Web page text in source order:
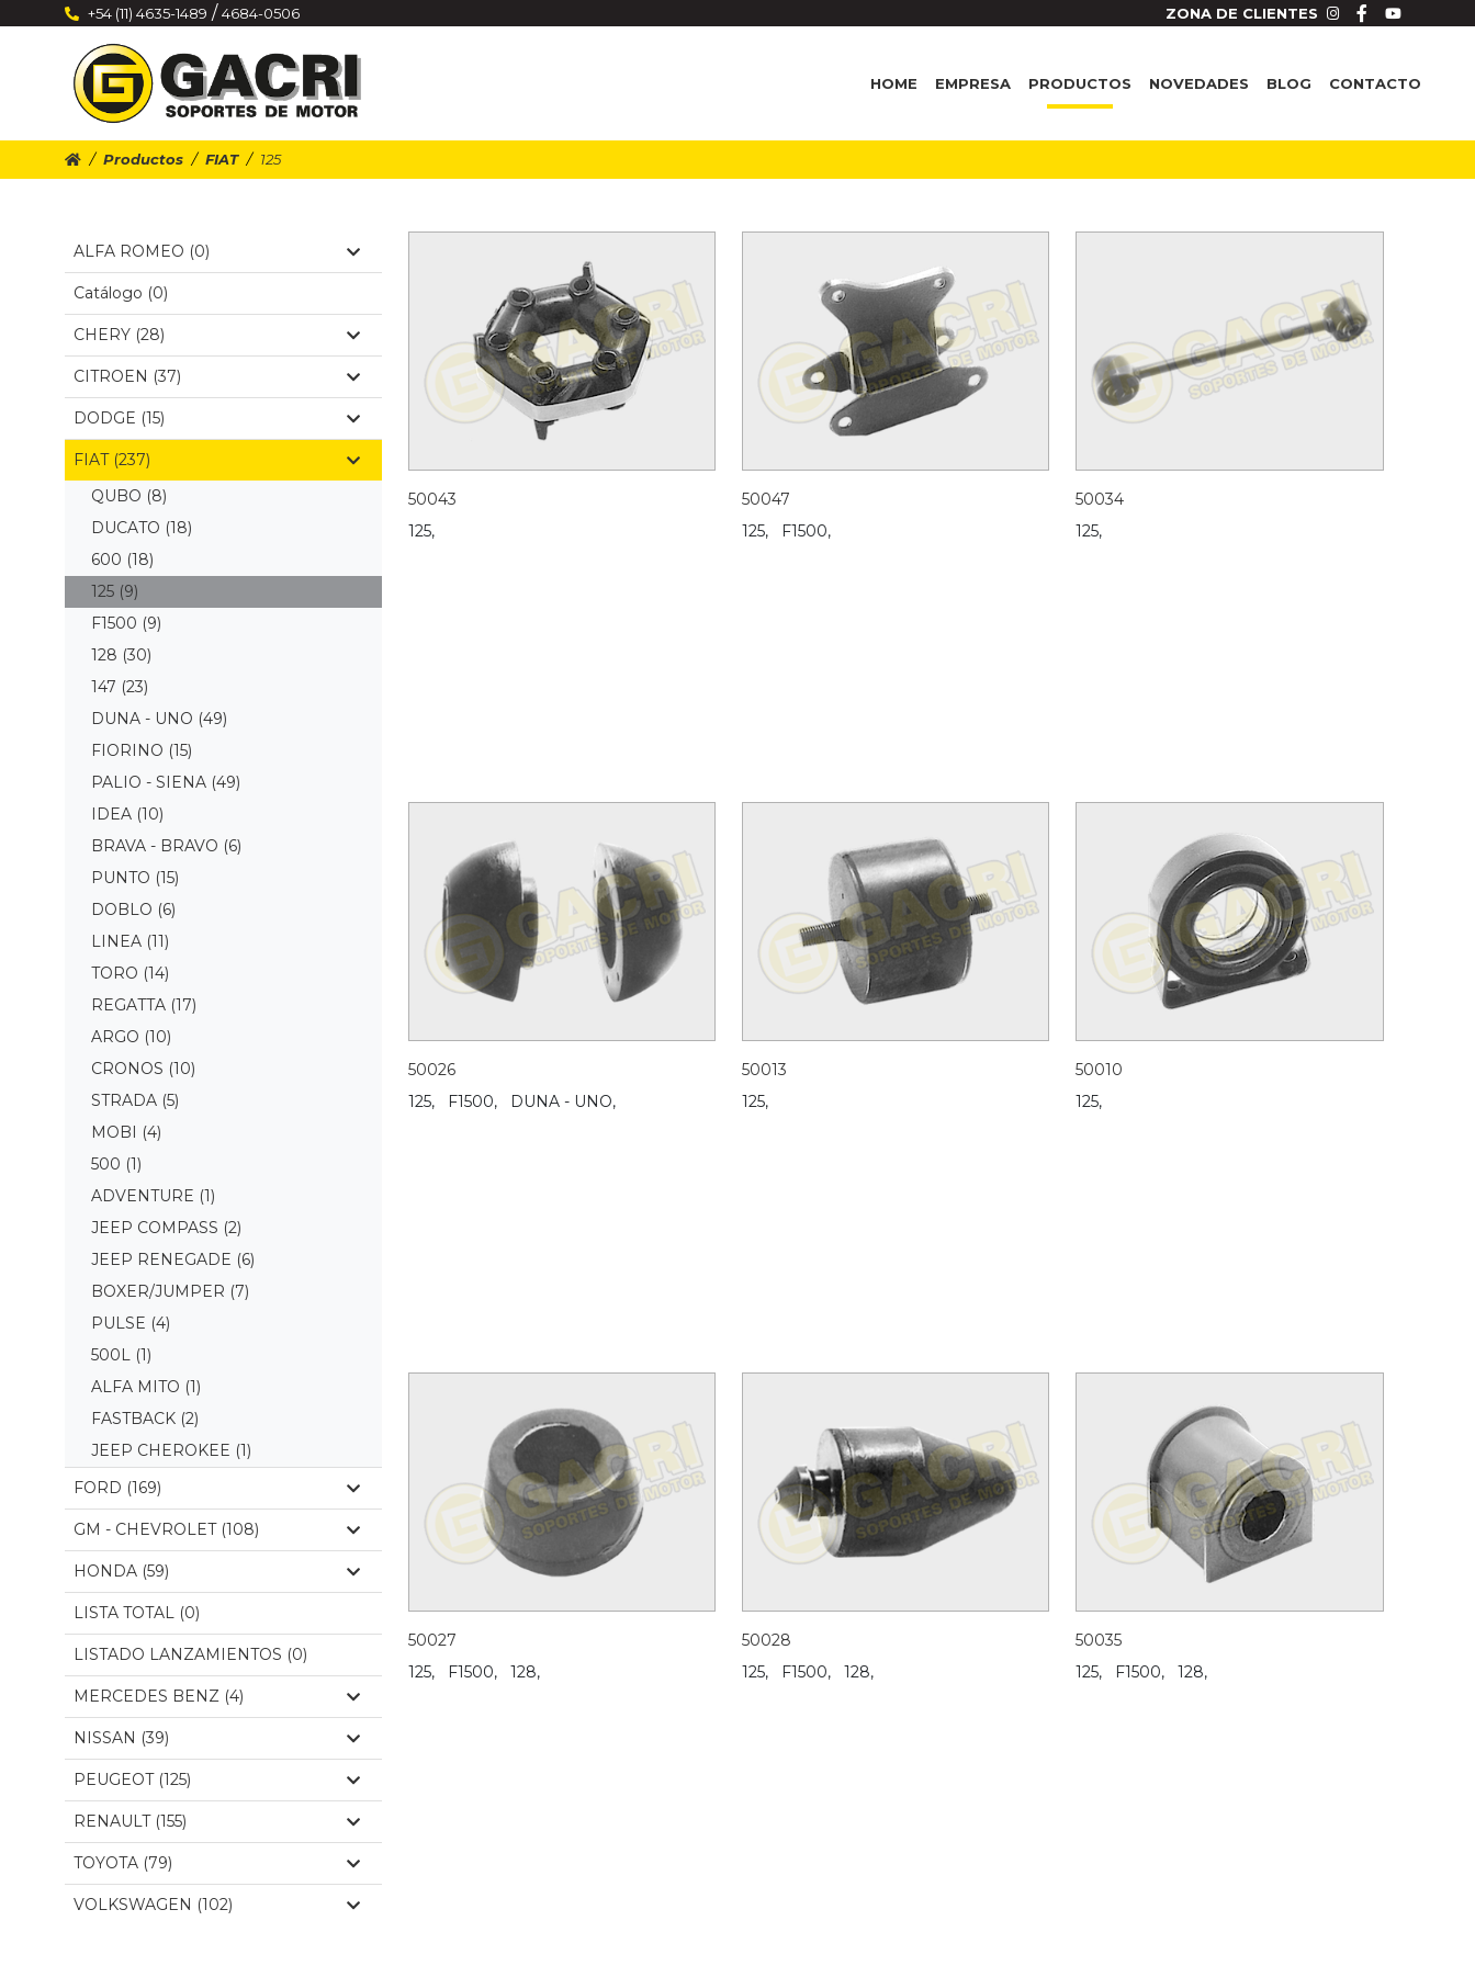
+54 (11) 4635-1489 / 4684-0506 ZONA DE CLIENTES
HOME EMPRESA PRODUCTOS NOVEDADES BLOG CONTACTO
Productos FIAT 125
ALFA ROMEO (0)
Catálogo (0)
CHERY (28)
CITROEN (37)
DODGE (15)
FIAT (237)
QUBO (8)
DUCATO (18)
600 (18)
125 (9)
F1500 (9)
128 (30)
147 (23)
DUNA - UNO (49)
FIORINO (15)
PALIO - SIENA (49)
IDEA (10)
BRAVA - BRAVO (6)
PUNTO (15)
DOBLO (6)
LINEA (11)
TORO (14)
REGATTA (17)
ARGO (10)
CRONOS (10)
STRADA (5)
MOBI (4)
500 (1)
ADVENTURE (1)
JEEP COMPASS (2)
JEEP RENEGADE (6)
BOXER/JUMPER (7)
PULSE (4)
500L (1)
ALFA MITO (1)
FASTBACK (2)
JEEP CHEROKEE (1)
FORD (169)
GM - CHEVROLET (108)
HONDA (59)
LISTA TOTAL (0)
LISTADO LANZAMIENTOS (0)
MERCEDES BENZ (4)
NISSAN (39)
PEUGEOT (125)
RENAULT (155)
TOYOTA (79)
VOLKSWAGEN (102)
50043
125,
50047
125,
F1500,
50034
125,
50026
125,
F1500, DUNA - UNO,
50013
125,
50010
125,
50027
125,
F1500, 128,
50028
125,
F1500, 128,
50035
125,
F1500, 128,